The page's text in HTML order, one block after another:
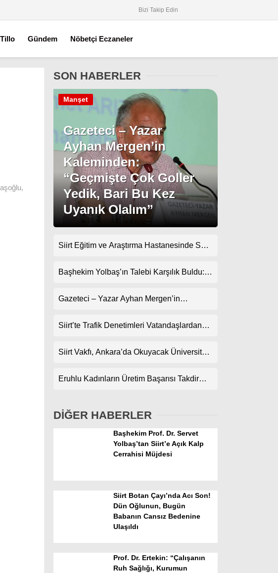
Gündem
Spor
Magazin
Bizi Takip Edin
Tillo Gündem Nöbetçi Eczaneler
SON HABERLER
Gazeteci – Yazar
Ayhan Mergen’in
Kaleminden:
“Geçmişte Çok Goller
Yedik, Bari Bu Kez
Uyanık Olalım”
Manşet
Siirt Eğitim ve Araştırma Hastanesinde Son
Randevularda Bekleme Süresi Kısaldı
Başhekim Yolbaş’ın Talebi Karşılık Buldu:
Gazeteci – Yazar Ayhan Mergen’in
Kuralları”
Siirt’te Trafik Denetimleri Vatandaşlardan
Siirt Vakfı, Ankara’da Okuyacak Üniversite
Eruhlu Kadınların Üretim Başarısı Takdir
DİĞER HABERLER
Başhekim Prof. Dr. Servet
Yolbaş’tan Siirt’e Açık Kalp
Cerrahisi Müjdesi
Siirt Botan Çayı’nda Acı Son!
Dün Oğlunun, Bugün
Babanın Cansız Bedenine
Ulaşıldı
Prof. Dr. Ertekin: “Çalışanın
Ruh Sağlığı, Kurumun